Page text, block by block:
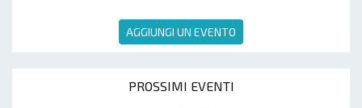
AGGIUNGI UN EVENTO
PROSSIMI EVENTI